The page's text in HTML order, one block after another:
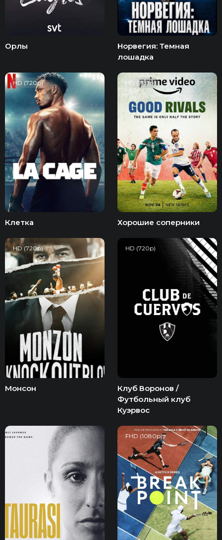
Орлы
Норвегия: Темная
лошадка
HD (720p)
Клетка
HD (720p)
Хорошие соперники
HD (720p)
Монсон
HD (720p)
Клуб Воронов /
Футбольный клуб
Куэрвос
FHD (1080p)